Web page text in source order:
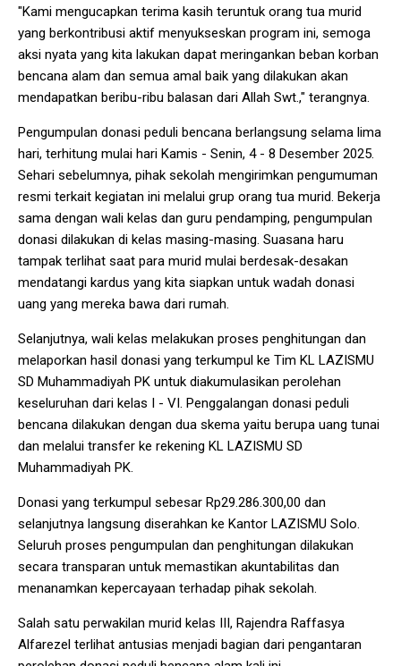
"Kami mengucapkan terima kasih teruntuk orang tua murid
yang berkontribusi aktif menyukseskan program ini, semoga
aksi nyata yang kita lakukan dapat meringankan beban korban
bencana alam dan semua amal baik yang dilakukan akan
mendapatkan beribu-ribu balasan dari Allah Swt.," terangnya.
Pengumpulan donasi peduli bencana berlangsung selama lima
hari, terhitung mulai hari Kamis - Senin, 4 - 8 Desember 2025.
Sehari sebelumnya, pihak sekolah mengirimkan pengumuman
resmi terkait kegiatan ini melalui grup orang tua murid. Bekerja
sama dengan wali kelas dan guru pendamping, pengumpulan
donasi dilakukan di kelas masing-masing. Suasana haru
tampak terlihat saat para murid mulai berdesak-desakan
mendatangi kardus yang kita siapkan untuk wadah donasi
uang yang mereka bawa dari rumah.
Selanjutnya, wali kelas melakukan proses penghitungan dan
melaporkan hasil donasi yang terkumpul ke Tim KL LAZISMU
SD Muhammadiyah PK untuk diakumulasikan perolehan
keseluruhan dari kelas I - VI. Penggalangan donasi peduli
bencana dilakukan dengan dua skema yaitu berupa uang tunai
dan melalui transfer ke rekening KL LAZISMU SD
Muhammadiyah PK.
Donasi yang terkumpul sebesar Rp29.286.300,00 dan
selanjutnya langsung diserahkan ke Kantor LAZISMU Solo.
Seluruh proses pengumpulan dan penghitungan dilakukan
secara transparan untuk memastikan akuntabilitas dan
menanamkan kepercayaan terhadap pihak sekolah.
Salah satu perwakilan murid kelas III, Rajendra Raffasya
Alfarezel terlihat antusias menjadi bagian dari pengantaran